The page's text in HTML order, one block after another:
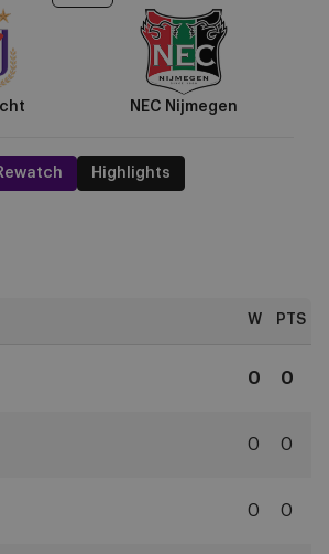
NEC Nijmegen
Highlights
W PTS
0 0
0 0
0 0